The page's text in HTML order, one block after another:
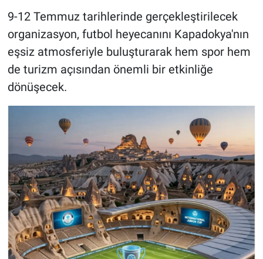
9-12 Temmuz tarihlerinde gerçekleştirilecek
organizasyon, futbol heyecanını Kapadokya'nın
eşsiz atmosferiyle buluşturarak hem spor hem
de turizm açısından önemli bir etkinliğe
dönüşecek.